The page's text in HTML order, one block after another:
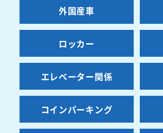
外国産車
ロッカー
エレベーター関係
コインパーキング